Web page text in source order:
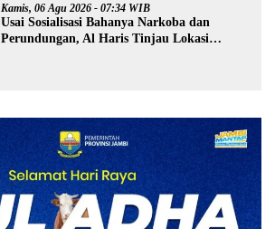
Kamis, 06 Agu 2026 - 07:34 WIB
Usai Sosialisasi Bahanya Narkoba dan
Perundungan, Al Haris Tinjau Lokasi